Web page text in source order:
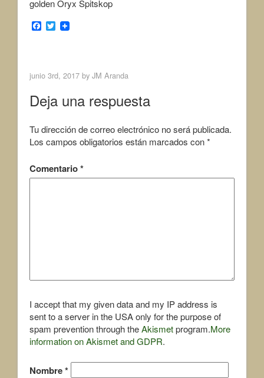
golden Oryx Spitskop
F
a
o
o
T
w
e
r
junio 3rd, 2017 by JM Aranda
Deja una respuesta
Tu dirección de correo electrónico no será publicada.
Los campos obligatorios están marcados con*
Comentario*
I accept that my given data and my IP address is
sent to a server in the USA only for the purpose of
spam prevention through theAkismetprogram.More
information on Akismet and GDPR.
Nombre*